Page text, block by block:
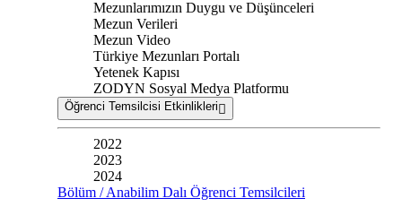
Mezunlarımızın Duygu ve Düşünceleri
Mezun Verileri
Mezun Video
Türkiye Mezunları Portalı
Yetenek Kapısı
ZODYN Sosyal Medya Platformu
Öğrenci Temsilcisi Etkinlikleri
2022
2023
2024
Bölüm / Anabilim Dalı Öğrenci Temsilcileri